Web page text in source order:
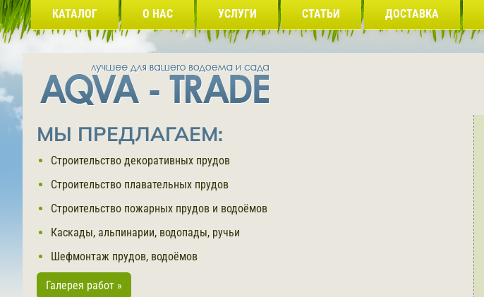
КАТАЛОГ О НАС УСЛУГИ СТАТЬИ ДОСТАВКА
МЫ ПРЕДЛАГАЕМ:
Строительство декоративных прудов
Строительство плавательных прудов
Строительство пожарных прудов и водоёмов
Каскады, альпинарии, водопады, ручьи
Шефмонтаж прудов, водоёмов
Галерея работ »